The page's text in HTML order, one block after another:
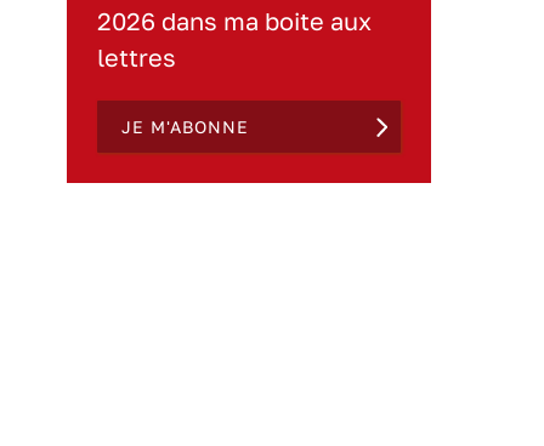
2026 dans ma boite aux
lettres
JE M'ABONNE